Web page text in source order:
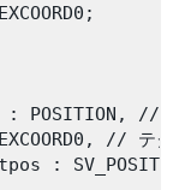
POSITION, // 頂
// テクス
: SV_POSITION